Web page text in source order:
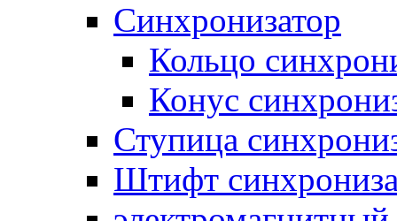
Синхронизатор
Кольцо
Конус
Ступица
Штифт